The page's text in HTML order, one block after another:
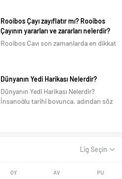
Hindiba kahvesi nerelerde bulunur?
Hindiba kahvesi nasıl yapılır? Hindiba
kahvesinin sağlığa...
Rooibos Çayı zayıflatır mı? Rooibos
Çayının yararları ve zararları nelerdir?
Rooibos Çayı son zamanlarda en dikkat
Rooibos Çayı, kalp, karaciğer ve beyin
üçlüsünü koruyucu özelliği ile...
Dünyanın Yedi Harikası Nelerdir?
Dünyanın Yedi Harikası Nelerdir?
İnsanoğlu tarihi boyunca, adından söz
Lig Seçin
OY AV PU